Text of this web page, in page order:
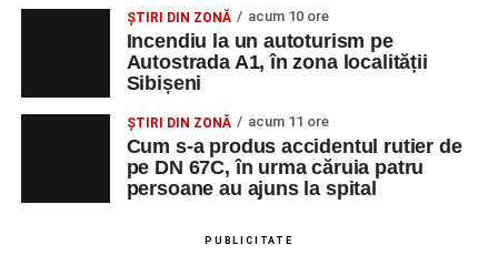
Adaugă-ne ca sursă preferată
Urmărește-ne pe Google News
Ultimele știri din Sebeș
Minoră din Sebeș, urmărită și amenințată de un
ȘTIRI DIN ZONĂ acum 10 ore
Incendiu la un autoturism pe
Autostrada A1, în zona localității
Sibișeni
ȘTIRI DIN ZONĂ acum 11 ore
Cum s-a produs accidentul rutier de
pe DN 67C, în urma căruia patru
persoane au ajuns la spital
PUBLICITATE